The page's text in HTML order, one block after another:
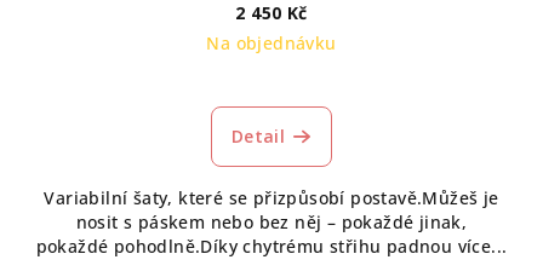
2 450 Kč
Na objednávku
Detail
Variabilní šaty, které se přizpůsobí postavě.Můžeš je
nosit s páskem nebo bez něj – pokaždé jinak,
pokaždé pohodlně.Díky chytrému střihu padnou více...